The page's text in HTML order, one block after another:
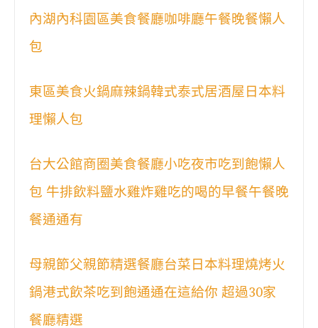
內湖內科園區美食餐廳咖啡廳午餐晚餐懶人
包
東區美食火鍋麻辣鍋韓式泰式居酒屋日本料
理懶人包
台大公館商圈美食餐廳小吃夜市吃到飽懶人
包 牛排飲料鹽水雞炸雞吃的喝的早餐午餐晚
餐通通有
母親節父親節精選餐廳台菜日本料理燒烤火
鍋港式飲茶吃到飽通通在這給你 超過30家
餐廳精選